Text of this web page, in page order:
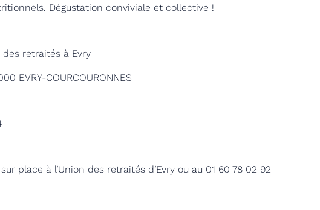
Dégustation conviviale et collective !
des retraités à Evry
EVRY-COURCOURONNES
sur place à l’Union des retraités d’Evry ou au 01 60 78 02 92